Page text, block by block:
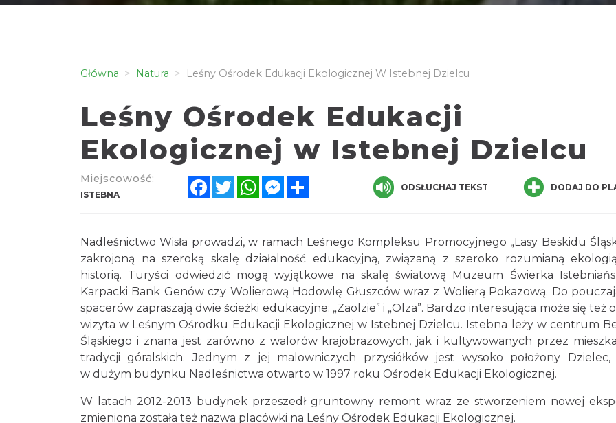
Główna Natura Leśny Ośrodek Edukacji Ekologicznej W Istebnej Dzielcu
Leśny Ośrodek Edukacji
Ekologicznej w Istebnej Dzielcu
Miejscowość:
ISTEBNA
FacebookTwitterWhatsAppMessenger ODSŁUCHAJ TEKST DODAJ DO
Nadleśnictwo Wisła prowadzi, w ramach Leśnego Kompleksu Promocyjnego „Lasy Beskidu
zakrojoną na szeroką skalę działalność edukacyjną, związaną z szeroko rozumianą
historią. Turyści odwiedzić mogą wyjątkowe na skalę światową Muzeum Świerka
Karpacki Bank Genów czy Wolierową Hodowlę Głuszców wraz z Wolierą Pokazową. Do
spacerów zapraszają dwie ścieżki edukacyjne: „Zaolzie” i „Olza”. Bardzo interesująca może się też
wizyta w Leśnym Ośrodku Edukacji Ekologicznej w Istebnej Dzielcu. Istebna leży w centrum
Śląskiego i znana jest zarówno z walorów krajobrazowych, jak i kultywowanych przez
tradycji góralskich. Jednym z jej malowniczych przysiółków jest wysoko położony Dzielec,
w dużym budynku Nadleśnictwa otwarto w 1997 roku Ośrodek Edukacji Ekologicznej.
W latach 2012-2013 budynek przeszedł gruntowny remont wraz ze stworzeniem nowej
zmieniona została też nazwa placówki na Leśny Ośrodek Edukacji Ekologicznej.